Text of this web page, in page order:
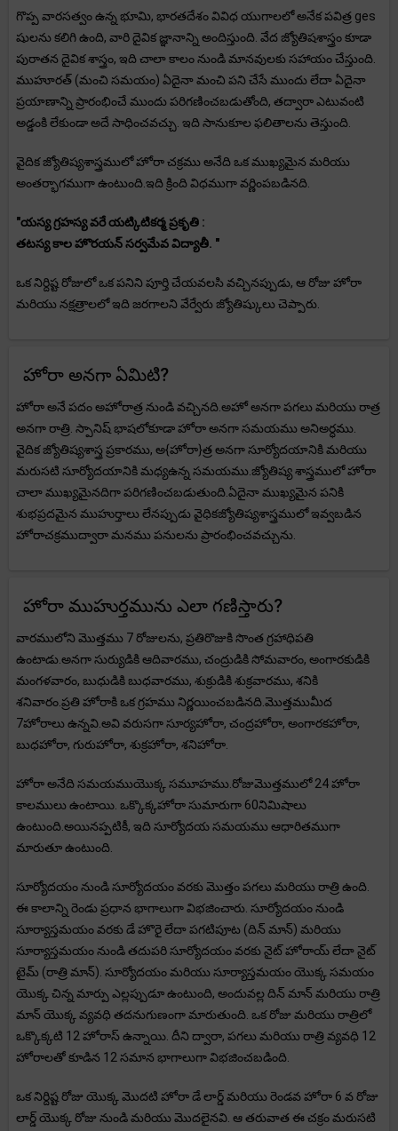
గొప్ప వారసత్వం ఉన్న భూమి, భారతదేశం వివిధ యుగాలలో అనేక పవిత్ర ges
షులను కలిగి ఉంది, వారి దైవిక జ్ఞానాన్ని అందిస్తుంది. వేద జ్యోతిషశాస్త్రం కూడా
పురాతన దైవిక శాస్త్రం, ఇది చాలా కాలం నుండి మానవులకు సహాయం చేస్తుంది.
ముహూరత్ (మంచి సమయం) ఏదైనా మంచి పని చేసే ముందు లేదా ఏదైనా
ప్రయాణాన్ని ప్రారంభించే ముందు పరిగణించబడుతోంది, తద్వారా ఎటువంటి
అడ్డంకి లేకుండా అదే సాధించవచ్చు. ఇది సానుకూల ఫలితాలను తెస్తుంది.
వైదిక జ్యోతిష్యశాస్త్రములో హోరా చక్రము అనేది ఒక ముఖ్యమైన మరియు
అంతర్భాగముగా ఉంటుంది.ఇది క్రింది విధముగా వర్ణింపబడినది.
"యస్య గ్రహస్య వరే యట్కిటికర్మ ప్రకృతి :
తటస్య కాల హొరయన్ సర్వమేవ విద్యాతీ. "
ఒక నిర్దిష్ట రోజులో ఒక పనిని పూర్తి చేయవలసి వచ్చినప్పుడు, ఆ రోజు హోరా
మరియు నక్షత్రాలలో ఇది జరగాలని వేర్వేరు జ్యోతిష్కులు చెప్పారు.
హోరా అనగా ఏమిటి?
హోరా అనే పదం అహోరాత్ర నుండి వచ్చినది.అహో అనగా పగలు మరియు రాత్ర
అనగా రాత్రి. స్పానిష్ భాషలోకూడా హోరా అనగా సమయము అనిఅర్ధము.
వైదిక జ్యోతిష్యశాస్త్ర ప్రకారము, అ{హోరా}త్ర అనగా సూర్యోదయానికి మరియు
మరుసటి సూర్యోదయానికి మధ్యఉన్న సమయము.జ్యోతిష్య శాస్త్రములో హోరా
చాలా ముఖ్యమైనదిగా పరిగణించబడుతుంది.ఏదైనా ముఖ్యమైన పనికి
శుభప్రదమైన ముహుర్తాలు లేనప్పుడు వైధికజ్యోతిష్యశాస్త్రములో ఇవ్వబడిన
హోరాచక్రముద్వారా మనము పనులను ప్రారంభించవచ్చును.
హోరా ముహుర్తమును ఎలా గణిస్తారు?
వారములోని మొత్తము 7 రోజులను, ప్రతిరొజుకి సొంత గ్రహాధిపతి
ఉంటాడు.అనగా సుర్యుడికి ఆదివారము, చంద్రుడికి సోమవారం, అంగారకుడికి
మంగళవారం, బుధుడికి బుధవారము, శుక్రుడికి శుక్రవారము, శనికి
శనివారం.ప్రతి హోరాకి ఒక గ్రహము నిర్ణయించబడినది.మొత్తముమీద
7హోరాలు ఉన్నవి.అవి వరుసగా సూర్యహోరా, చంద్రహోరా, అంగారకహోరా,
బుధహోరా, గురుహోరా, శుక్రహోరా, శనిహోరా.
హోరా అనేది సమయముయొక్క సమూహము.రోజుమొత్తములో 24 హోరా
కాలములు ఉంటాయి. ఒక్కొక్కహోరా సుమారుగా 60నిమిషాలు
ఉంటుంది.అయినప్పటికీ, ఇది సూర్యోదయ సమయము ఆధారితముగా
మారుతూ ఉంటుంది.
సూర్యోదయం నుండి సూర్యోదయం వరకు మొత్తం పగలు మరియు రాత్రి ఉంది.
ఈ కాలాన్ని రెండు ప్రధాన భాగాలుగా విభజించారు. సూర్యోదయం నుండి
సూర్యాస్తమయం వరకు డే హొరై లేదా పగటిపూట (దిన్ మాన్) మరియు
సూర్యాస్తమయం నుండి తదుపరి సూర్యోదయం వరకు నైట్ హోరాయ్ లేదా నైట్
టైమ్ (రాత్రి మాన్). సూర్యోదయం మరియు సూర్యాస్తమయం యొక్క సమయం
యొక్క చిన్న మార్పు ఎల్లప్పుడూ ఉంటుంది, అందువల్ల దిన్ మాన్ మరియు రాత్రి
మాన్ యొక్క వ్యవధి తదనుగుణంగా మారుతుంది. ఒక రోజు మరియు రాత్రిలో
ఒక్కొక్కటి 12 హోరాస్ ఉన్నాయి. దీని ద్వారా, పగలు మరియు రాత్రి వ్యవధి 12
హోరాలతో కూడిన 12 సమాన భాగాలుగా విభజించబడింది.
ఒక నిర్దిష్ట రోజు యొక్క మొదటి హోరా డే లార్డ్ మరియు రెండవ హోరా 6 వ రోజు
లార్డ్ యొక్క రోజు నుండి మరియు మొదలైనవి. ఆ తరువాత ఈ చక్రం మరుసటి